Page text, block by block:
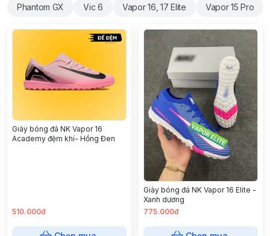
Phantom GX Vic 6 Vapor 16, 17 Elite Vapor 15 Pro
Giày bóng đá NK Vapor 16
Academy đệm khí- Hồng Đen
510.000đ
Giày bóng đá NK Vapor 16 Elite -
Xanh dương
775.000đ